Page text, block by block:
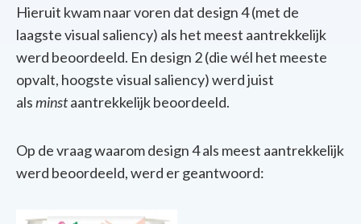
Hieruit kwam naar voren dat design 4(met de
laagste visual saliency) als het meest aantrekkelijk
werd beoordeeld. En design 2 (die wél het meeste
opvalt, hoogste visual saliency) werd juist
alsminstaantrekkelijk beoordeeld.
Op de vraag waarom design 4 als meest aantrekkelijk
werd beoordeeld, werd er geantwoord: